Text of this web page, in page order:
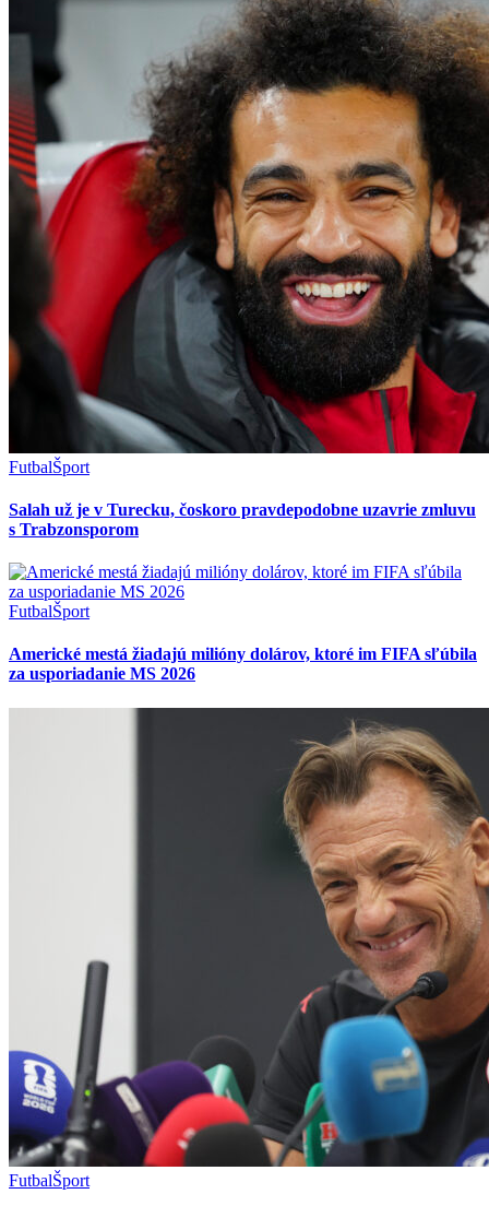
FutbalŠport
Salah už je v Turecku, čoskoro pravdepodobne uzavrie zmluvu
s Trabzonsporom
FutbalŠport
Americké mestá žiadajú milióny dolárov, ktoré im FIFA sľúbila
za usporiadanie MS 2026
FutbalŠport